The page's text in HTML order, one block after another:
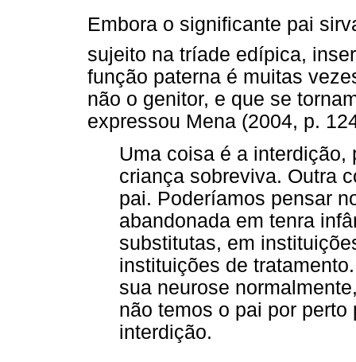
Embora o significante pai
sujeito na tríade edípica,
função paterna é muitas
não o genitor, e que se
expressou Mena (2004, p.
Uma coisa é a interdição,
criança sobreviva. Outra
pai. Poderíamos pensar
abandonada em tenra
substitutas, em
instituições de
sua neurose
não temos o pai por
interdição.